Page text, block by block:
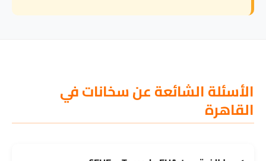
الأسئلة الشائعة عن سخانات في
القاهرة